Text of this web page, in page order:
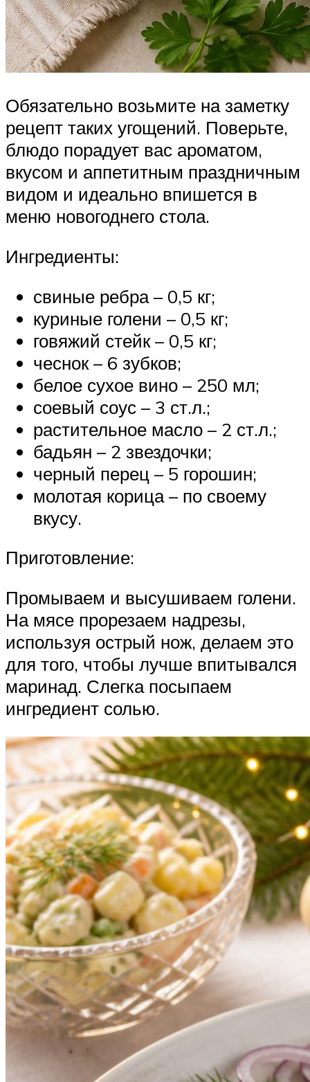
Обязательно возьмите на заметку
рецепт таких угощений. Поверьте,
блюдо порадует вас ароматом,
вкусом и аппетитным праздничным
видом и идеально впишется в
меню новогоднего стола.
Ингредиенты:
свиные ребра – 0,5 кг;
куриные голени – 0,5 кг;
говяжий стейк – 0,5 кг;
чеснок – 6 зубков;
белое сухое вино – 250 мл;
соевый соус – 3 ст.л.;
растительное масло – 2 ст.л.;
бадьян – 2 звездочки;
черный перец – 5 горошин;
молотая корица – по своему
вкусу.
Приготовление:
Промываем и высушиваем голени.
На мясе прорезаем надрезы,
используя острый нож, делаем это
для того, чтобы лучше впитывался
маринад. Слегка посыпаем
ингредиент солью.